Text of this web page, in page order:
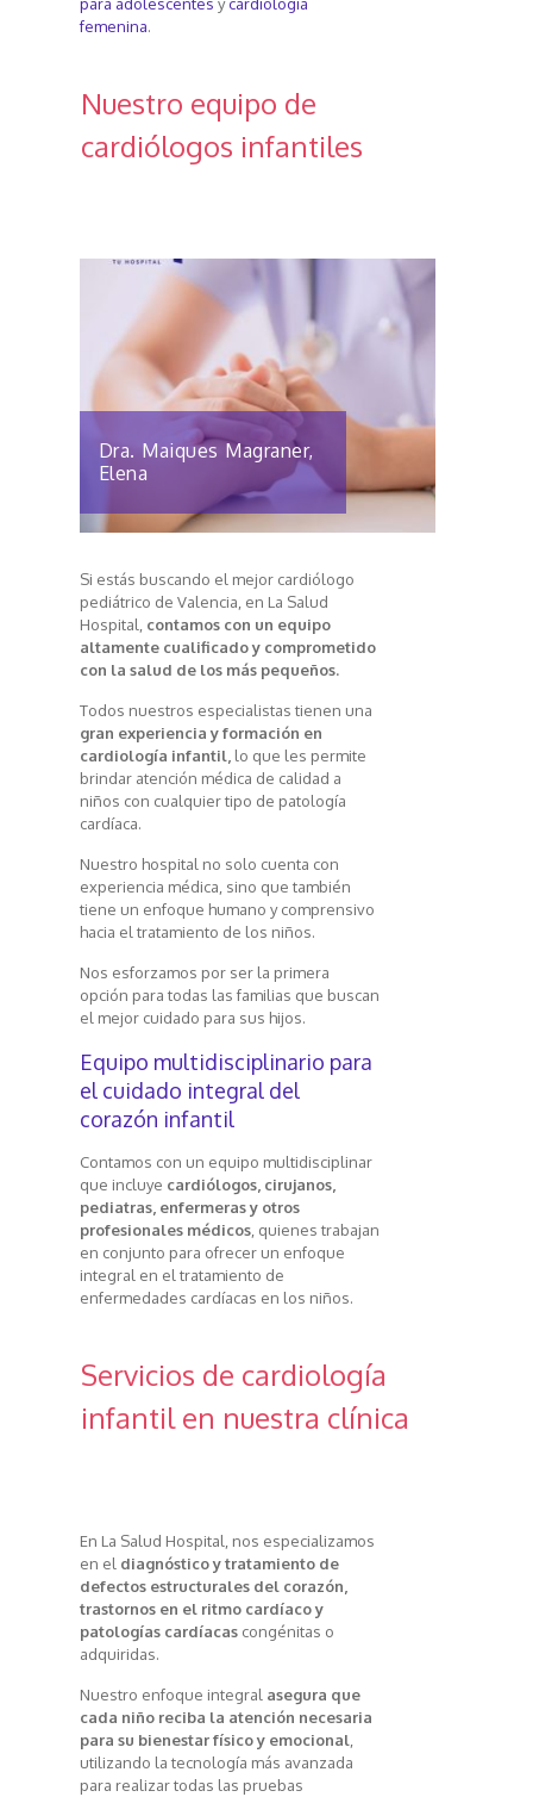
para adolescentes ycardiología
femenina.
Nuestro equipo de
cardiólogos infantiles
Dra. Maiques Magraner,
Elena
Si estás buscando el mejor cardiólogo
pediátrico de Valencia, en La Salud
Hospital, contamos con un equipo
altamente cualificado y comprometido
con la salud de los más pequeños.
Todos nuestros especialistas tienen una
gran experiencia y formación en
cardiología infantil,lo que les permite
brindar atención médica de calidad a
niños con cualquier tipo de patología
cardíaca.
Nuestro hospital no solo cuenta con
experiencia médica, sino que también
tiene un enfoque humano y comprensivo
hacia el tratamiento de los niños.
Nos esforzamos por ser la primera
opción para todas las familias que buscan
el mejor cuidado para sus hijos.
Equipo multidisciplinario para
el cuidado integral del
corazón infantil
Contamos con un equipo multidisciplinar
que incluye cardiólogos, cirujanos,
pediatras, enfermeras y otros
profesionales médicos, quienes trabajan
en conjunto para ofrecer un enfoque
integral en el tratamiento de
enfermedades cardíacas en los niños.
Servicios de cardiología
infantil en nuestra clínica
En La Salud Hospital, nos especializamos
en el diagnóstico y tratamiento de
defectos estructurales del corazón,
trastornos en el ritmo cardíaco y
patologías cardíacas congénitas o
adquiridas.
Nuestro enfoque integralasegura que
cada niño reciba la atención necesaria
para su bienestar físico y emocional,
utilizando la tecnología más avanzada
para realizar todas las pruebas